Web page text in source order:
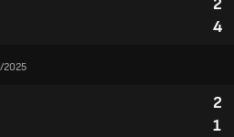
2
4
2025
2
1